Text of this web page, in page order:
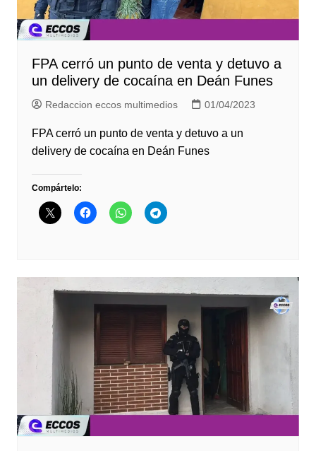
FPA cerró un punto de venta y detuvo a
un delivery de cocaína en Deán Funes
Redaccion eccos multimedios 01/04/2023
FPA cerró un punto de venta y detuvo a un
delivery de cocaína en Deán Funes
Compártelo: